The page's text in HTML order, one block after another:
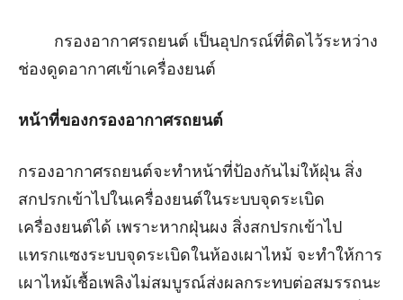
กรองอากาศรถยนต์ เป็นอุปกรณ์ที่ติดไว้ระหว่าง
ช่องดูดอากาศเข้าเครื่องยนต์
หน้าที่ของกรองอากาศรถยนต์
กรองอากาศรถยนต์จะทำหน้าที่ป้องกันไม่ให้ฝุ่น สิ่ง
สกปรกเข้าไปในเครื่องยนต์ในระบบจุดระเบิด
เครื่องยนต์ได้ เพราะหากฝุ่นผง สิ่งสกปรกเข้าไป
แทรกแซงระบบจุดระเบิดในห้องเผาไหม้ จะทำให้การ
เผาไหม้เชื้อเพลิงไม่สมบูรณ์ส่งผลกระทบต่อสมรรถนะ